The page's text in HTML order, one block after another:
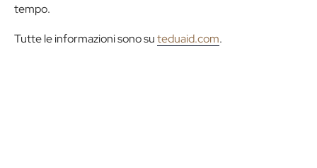
tempo.
Tutte le informazioni sono suteduaid.com.